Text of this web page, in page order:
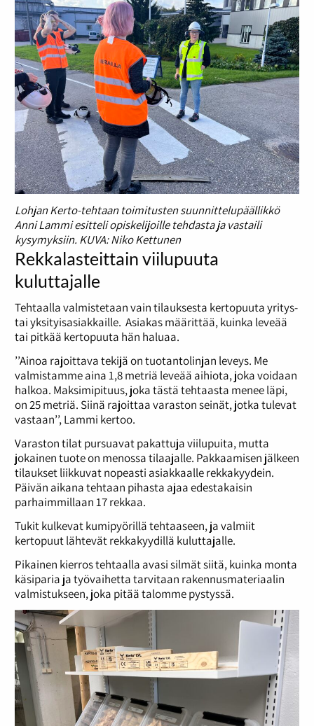
Lohjan Kerto-tehtaan toimitusten suunnittelupäällikkö
Anni Lammi esitteli opiskelijoille tehdasta ja vastaili
kysymyksiin. KUVA: Niko Kettunen
Rekkalasteittain viilupuuta
kuluttajalle
Tehtaalla valmistetaan vain tilauksesta kertopuuta yritys-
tai yksityisasiakkaille. Asiakas määrittää, kuinka leveää
tai pitkää kertopuuta hän haluaa.
’’Ainoa rajoittava tekijä on tuotantolinjan leveys. Me
valmistamme aina 1,8 metriä leveää aihiota, joka voidaan
halkoa. Maksimipituus, joka tästä tehtaasta menee läpi,
on 25 metriä. Siinä rajoittaa varaston seinät, jotka tulevat
vastaan’’, Lammi kertoo.
Varaston tilat pursuavat pakattuja viilupuita, mutta
jokainen tuote on menossa tilaajalle. Pakkaamisen jälkeen
tilaukset liikkuvat nopeasti asiakkaalle rekkakyydein.
Päivän aikana tehtaan pihasta ajaa edestakaisin
parhaimmillaan 17 rekkaa.
Tukit kulkevat kumipyörillä tehtaaseen, ja valmiit
kertopuut lähtevät rekkakyydillä kuluttajalle.
Pikainen kierros tehtaalla avasi silmät siitä, kuinka monta
käsiparia ja työvaihetta tarvitaan rakennusmateriaalin
valmistukseen, joka pitää talomme pystyssä.